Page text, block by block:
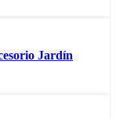
Jardín